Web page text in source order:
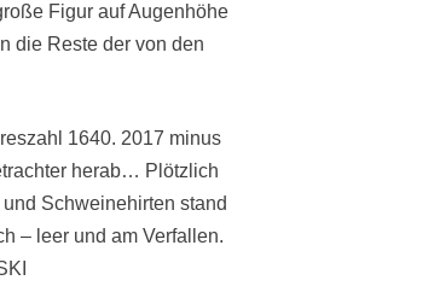
Figur auf Augenhöhe
die Reste der von den
1640. 2017 minus
herab… Plötzlich
Schweinehirten stand
– leer und am Verfallen.